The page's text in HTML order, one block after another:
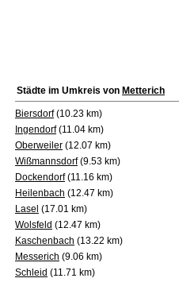
Städte im Umkreis von Metterich
Biersdorf(10.23 km)
Ingendorf(11.04 km)
Oberweiler (12.07 km)
Wißmannsdorf(9.53 km)
Dockendorf(11.16 km)
Heilenbach (12.47 km)
Lasel (17.01 km)
Wolsfeld (12.47 km)
Kaschenbach (13.22 km)
Messerich (9.06 km)
Schleid (11.71 km)